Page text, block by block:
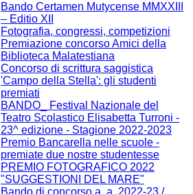
Bando Certamen Mutycense MMXXIII
– Editio XII
Fotografia, congressi, competizioni
Premiazione concorso Amici della
Biblioteca Malatestiana
Concorso di scrittura saggistica
'Campo della Stella': gli studenti
premiati
BANDO_ Festival Nazionale del
Teatro Scolastico Elisabetta Turroni -
23^ edizione - Stagione 2022-2023
Premio Bancarella nelle scuole -
premiate due nostre studentesse
PREMIO FOTOGRAFICO 2022
"SUGGESTIONI DEL MARE"